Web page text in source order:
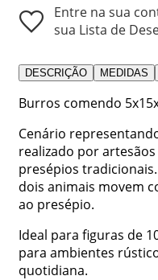
Entre na sua
sua Lista de
DESCRIÇÃO MEDIDAS
Burros comendo
Cenário
realizado por
presépios
dois animais movem
ao presépio.
Ideal para figuras de
para ambientes
quotidiana.